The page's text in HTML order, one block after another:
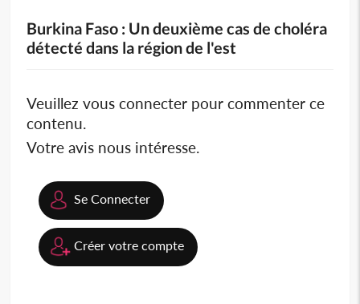
Burkina Faso : Un deuxième cas de choléra
détecté dans la région de l'est
Veuillez vous connecter pour commenter ce
contenu.
Votre avis nous intéresse.
Se Connecter
Créer votre compte